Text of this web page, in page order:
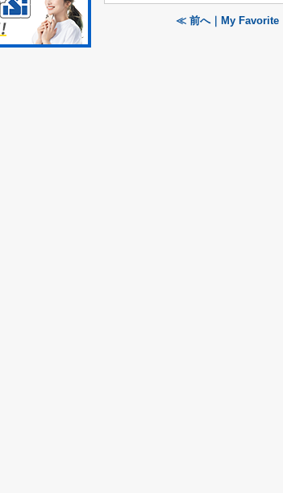
≪ 前へ｜My Favorite